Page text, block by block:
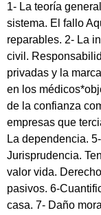
1- La teoría
sistema. El fallo
reparables. 2- La
civil.
privadas y la
en los
de la confianza
empresas que
La dependencia.
Jurisprudencia.
valor vida.
pasivos. 6-
casa. 7- Daño